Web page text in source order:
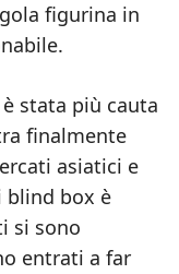
figurina in
stata più cauta
finalmente
asiatici e
blind box è
si sono
entrati a far